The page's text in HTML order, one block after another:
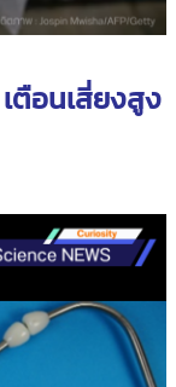
ตือนเสี่ยงสูง